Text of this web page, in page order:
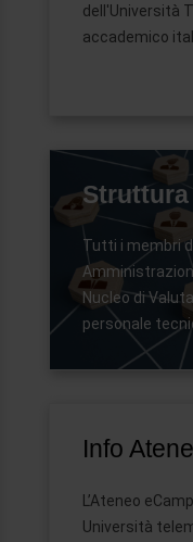
dell'Università
accademico
Struttura
Tutti i membri
Nucleo di
personale
Info
L’Ateneo
Università